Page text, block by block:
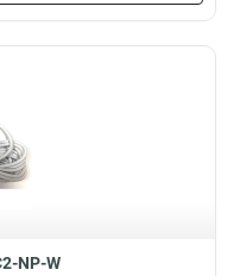
NP-W